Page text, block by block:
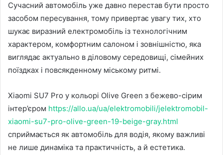
Сучасний автомобіль уже давно перестав бути просто
засобом пересування, тому привертає увагу тих, хто
шукає виразний електромобіль із технологічним
характером, комфортним салоном і зовнішністю, яка
виглядає актуально в діловому середовищі, сімейних
поїздках і повсякденному міському ритмі.
Xiaomi SU7 Pro у кольорі Olive Green з бежево-сірим
інтер’єром https://allo.ua/ua/elektromobili/jelektromobil-
xiaomi-su7-pro-olive-green-19-beige-gray.html
сприймається як автомобіль для водія, якому важливі
не лише динаміка та практичність, а й естетика.